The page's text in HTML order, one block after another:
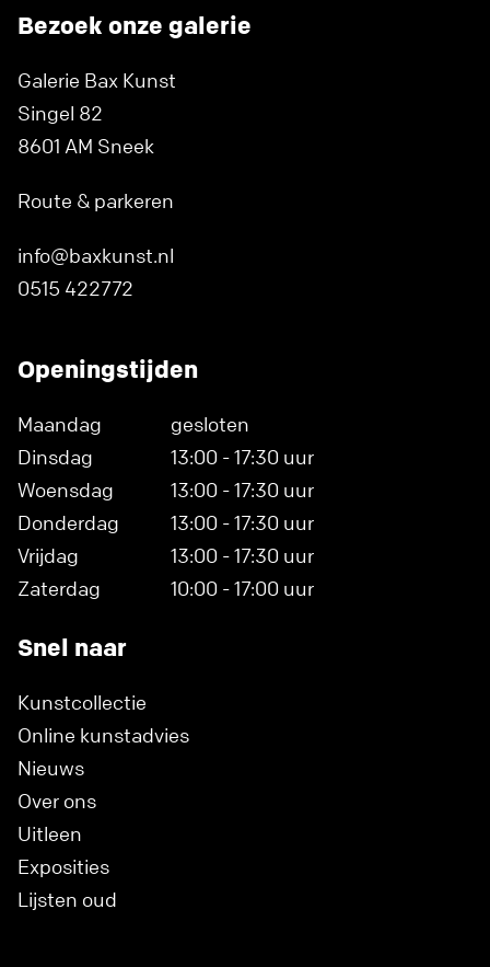
Bezoek onze galerie
Galerie Bax Kunst
Singel 82
8601 AM Sneek
Route & parkeren
info@baxkunst.nl
0515 422772
Openingstijden
Maandag
gesloten
Dinsdag
13:00 - 17:30 uur
Woensdag
13:00 - 17:30 uur
Donderdag
13:00 - 17:30 uur
Vrijdag
13:00 - 17:30 uur
Zaterdag
10:00 - 17:00 uur
Snel naar
Kunstcollectie
Online kunstadvies
Nieuws
Over ons
Uitleen
Exposities
Lijsten oud